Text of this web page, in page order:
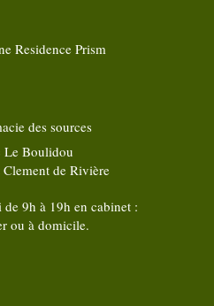
Residence Prism
des sources
Le Boulidou
Clement de Rivière
9h à 19h en cabinet :
ou à domicile.